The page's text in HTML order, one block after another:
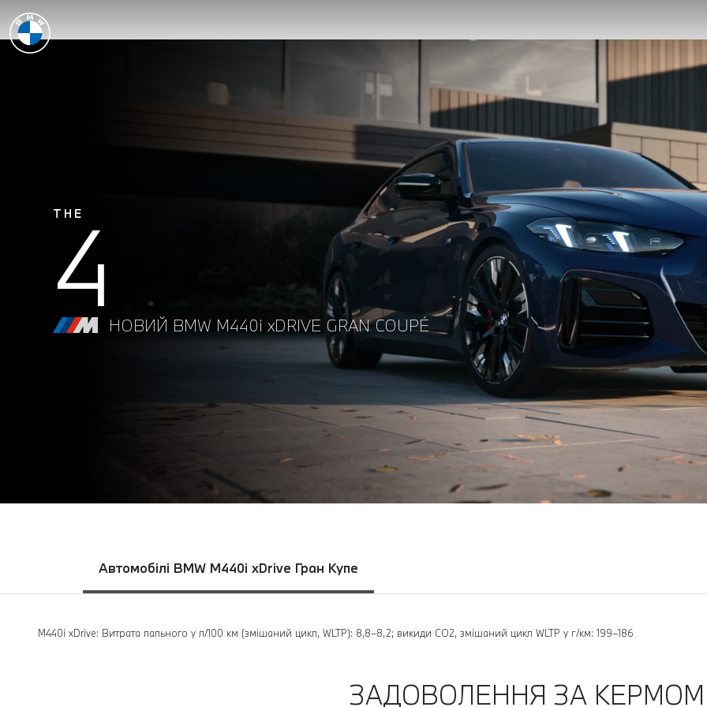
THE
4 НОВИЙ BMW M440i xDRIVE GRAN COUPÉ
Автомобілі BMW M440i xDrive Гран Купе
M440i xDrive: Витрата пального у л/100 км (змішаний цикл, WLTP): 8,8–8,2; викиди CO2, змішаний цикл WLTP у г/км: 199–186
ЗАДОВОЛЕННЯ ЗА